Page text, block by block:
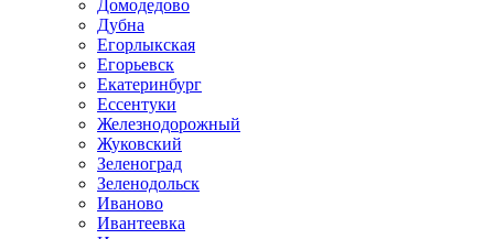
Домодедово
Дубна
Егорлыкская
Егорьевск
Екатеринбург
Ессентуки
Железнодорожный
Жуковский
Зеленоград
Зеленодольск
Иваново
Ивантеевка